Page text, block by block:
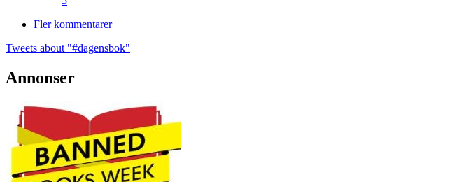
Fler kommentarer
Tweets about "#dagensbok"
Annonser